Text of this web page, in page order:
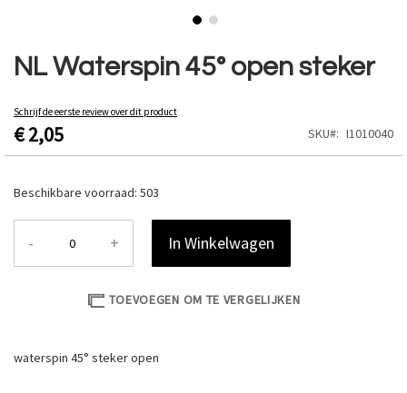
NL Waterspin 45° open steker
Schrijf de eerste review over dit product
€ 2,05 SKU I1010040
Beschikbare voorraad: 503
- + In Winkelwagen
TOEVOEGEN OM TE VERGELIJKEN
waterspin 45° steker open
naar
het
van
de
afbeeldingen-